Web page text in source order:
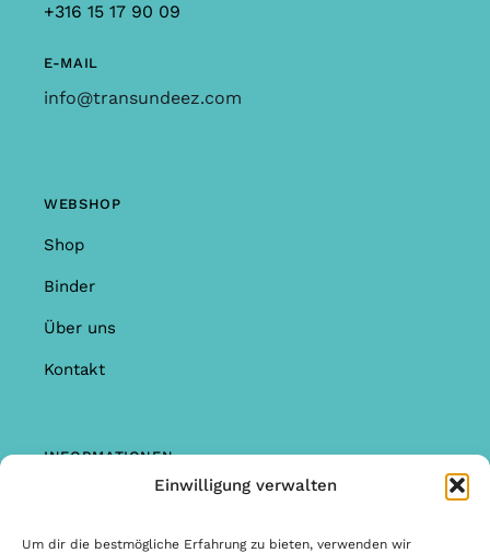
Einwilligung verwalten
Um dir die bestmögliche Erfahrung zu bieten, verwenden wir
+316 15 17 90 09
E-MAIL
info@transundeez.com
WEBSHOP
Shop
Binder
Über uns
Kontakt
INFORMATIONEN
Garantie & Reklamationen